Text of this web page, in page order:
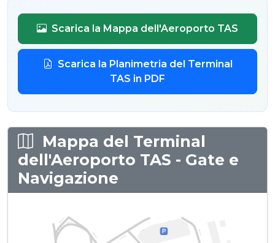
Scarica la Mappa dell'Aeroporto TAS
Scarica la Planimetria del Terminal
TAS in PDF
Mappa del Terminal
dell'Aeroporto TAS - Gate e
Navigazione